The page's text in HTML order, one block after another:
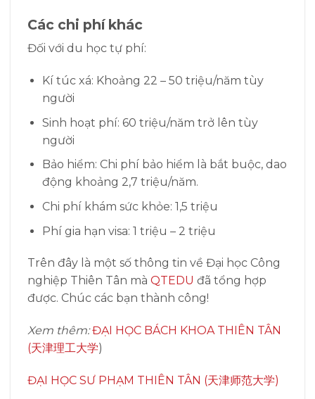
Các chi phí khác
Đối với du học tự phí:
Kí túc xá: Khoảng 22 – 50 triệu/năm tùy
người
Sinh hoạt phí: 60 triệu/năm trở lên tùy
người
Bảo hiểm: Chi phí bảo hiểm là bắt buộc, dao
động khoảng 2,7 triệu/năm.
Chi phí khám sức khỏe: 1,5 triệu
Phí gia hạn visa: 1 triệu – 2 triệu
Trên đây là một số thông tin về Đại học Công
nghiệp Thiên Tân mà QTEDU đã tổng hợp
được. Chúc các bạn thành công!
Xem thêm:ĐẠI HỌC BÁCH KHOA THIÊN TÂN
(天津理工大学)
ĐẠI HỌC SƯ PHẠM THIÊN TÂN (天津师范大学)